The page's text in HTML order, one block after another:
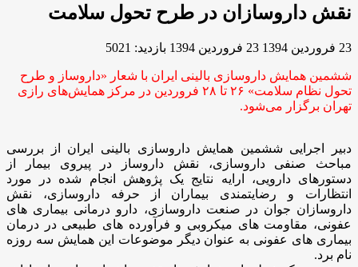
نقش داروسازان در طرح تحول سلامت
23 فروردين 1394 23 فروردين 1394 بازدید: 5021
ششمین همایش داروسازی بالینی ایران با شعار «داروساز و طرح
تحول نظام سلامت» ۲۶ تا ۲۸ فروردین در مرکز همایش‌های رازی
تهران برگزار می‌شود.
دبیر اجرایی ششمین همایش داروسازی بالینی ایران از بررسی
مباحث صنفی داروسازی، نقش داروساز در پیروی بیمار از
دستورهای دارویی، ارایه نتایج یک پژوهش انجام شده در مورد
انتظارات و رضایتمندی بیماران از حرفه داروسازی، نقش
داروسازان جوان در صنعت داروسازی، دارو درمانی بیماری های
عفونی، مقاومت های میکروبی و فرآورده های طبیعی در درمان
بیماری های عفونی به عنوان دیگر موضوعات این همایش سه روزه
نام برد.